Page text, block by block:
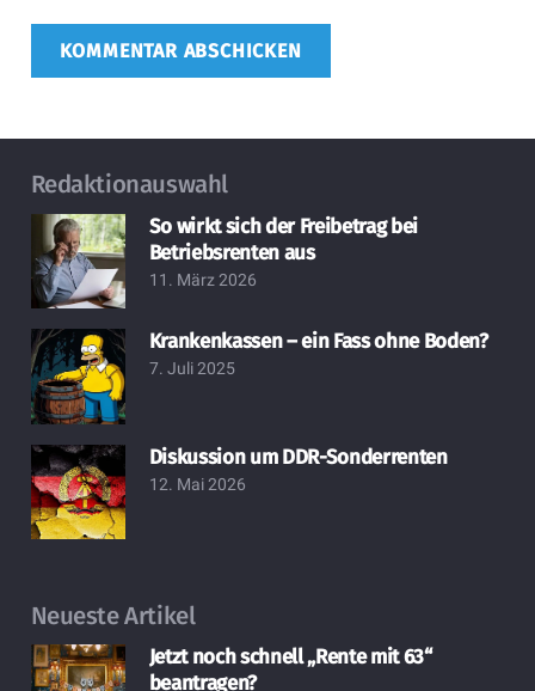
KOMMENTAR ABSCHICKEN
Redaktionauswahl
So wirkt sich der Freibetrag bei
Betriebsrenten aus
11. März 2026
Krankenkassen – ein Fass ohne Boden?
7. Juli 2025
Diskussion um DDR-Sonderrenten
12. Mai 2026
Neueste Artikel
Jetzt noch schnell „Rente mit 63“
beantragen?